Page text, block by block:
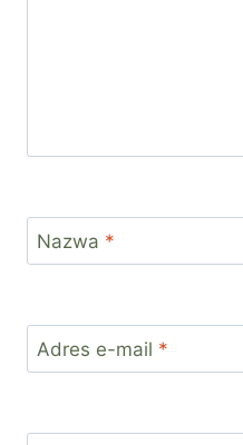
Nazwa *
Adres e-mail *